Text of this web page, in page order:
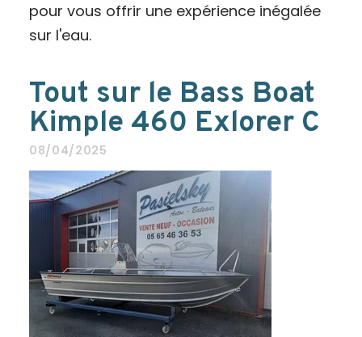
pour vous offrir une expérience inégalée
sur l'eau.
Tout sur le Bass Boat
Kimple 460 Exlorer C
08/04/2025